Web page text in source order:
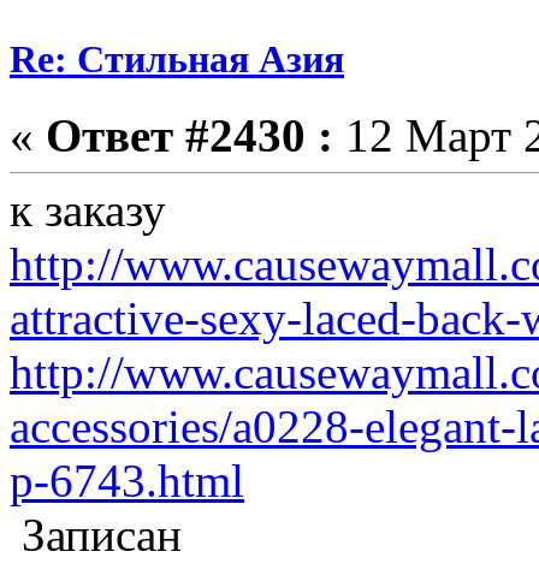
Re: Стильная Азия
« Ответ #2430 : 12 Март
к заказу
http://
attractive-sexy-laced-
http://
accessories/a0228-
p-6743.html
Записан